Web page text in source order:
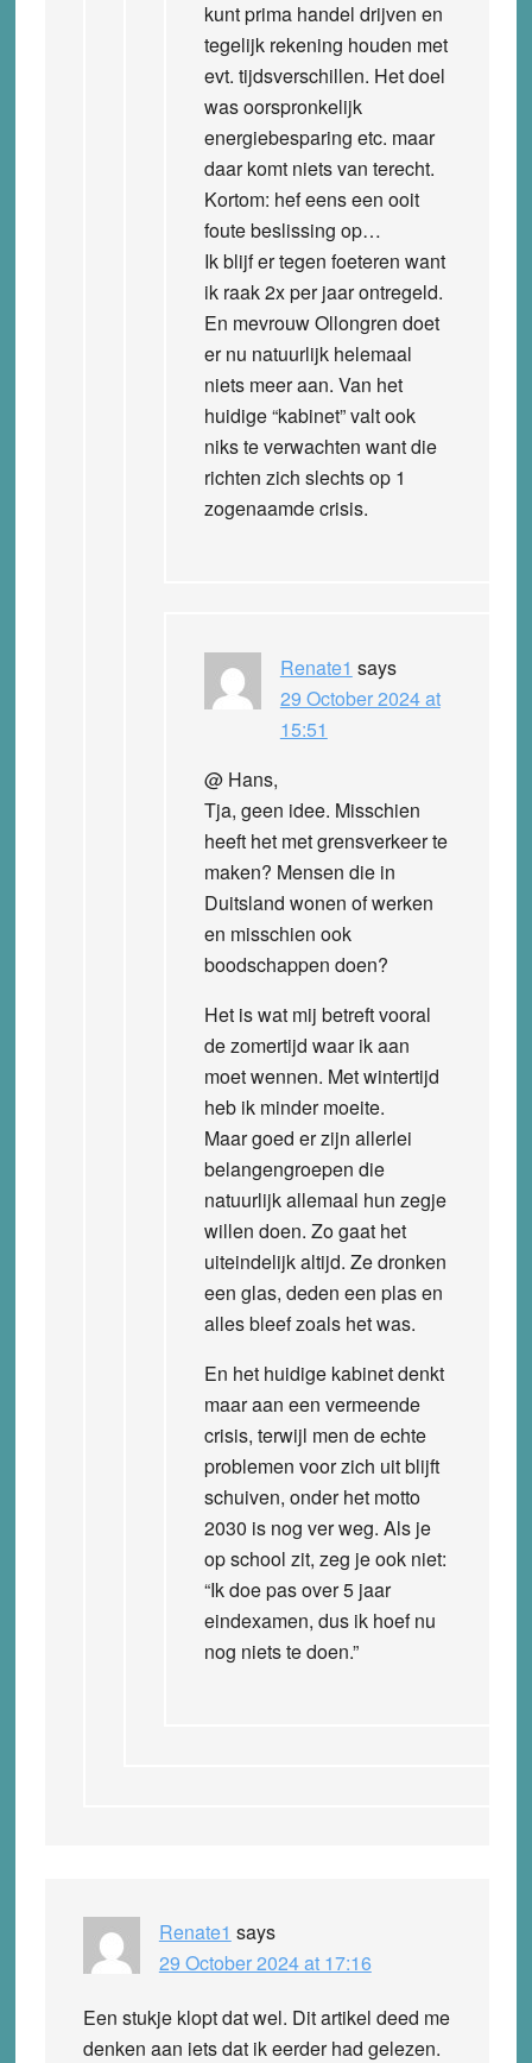
kunt prima handel drijven en
tegelijk rekening houden met
evt. tijdsverschillen. Het doel
was oorspronkelijk
energiebesparing etc. maar
daar komt niets van terecht.
Kortom: hef eens een ooit
foute beslissing op…
Ik blijf er tegen foeteren want
ik raak 2x per jaar ontregeld.
En mevrouw Ollongren doet
er nu natuurlijk helemaal
niets meer aan. Van het
huidige “kabinet” valt ook
niks te verwachten want die
richten zich slechts op 1
zogenaamde crisis.
Renate1 says
29 October 2024 at
15:51
@ Hans,
Tja, geen idee. Misschien
heeft het met grensverkeer te
maken? Mensen die in
Duitsland wonen of werken
en misschien ook
boodschappen doen?
Het is wat mij betreft vooral
de zomertijd waar ik aan
moet wennen. Met wintertijd
heb ik minder moeite.
Maar goed er zijn allerlei
belangengroepen die
natuurlijk allemaal hun zegje
willen doen. Zo gaat het
uiteindelijk altijd. Ze dronken
een glas, deden een plas en
alles bleef zoals het was.
En het huidige kabinet denkt
maar aan een vermeende
crisis, terwijl men de echte
problemen voor zich uit blijft
schuiven, onder het motto
2030 is nog ver weg. Als je
op school zit, zeg je ook niet:
“Ik doe pas over 5 jaar
eindexamen, dus ik hoef nu
nog niets te doen.”
Renate1 says
29 October 2024 at 17:16
Een stukje klopt dat wel. Dit artikel deed me
denken aan iets dat ik eerder had gelezen.